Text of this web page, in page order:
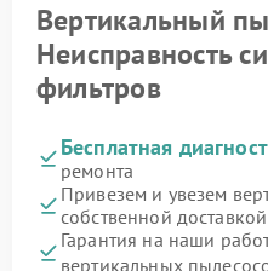
Вертикальный
Неисправность
фильтров
Бесплатная
ремонта
Привезем и увезем
собственной доставкой
Гарантия на наши
вертикальных